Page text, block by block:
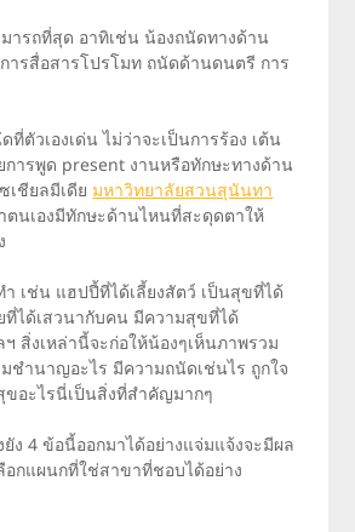
ารถที่สุด อาทิเช่น น้องถนัดทางด้าน
ารสื่อสารโปรโมท ถนัดด้านดนตรี การ
ที่ตัวเองเด่น ไม่ว่าจะเป็นการร้อง เต้น
การพูด present งานหรือทักษะทางด้าน
เชียลมีเดียมหาวิทยาลัยสวนสุนันทา
ตนเองมีทักษะด้านไหนที่สะดุดตาให้
เช่น แฮปปี้ที่ได้เลี้ยงสัตว์ เป็นสุขที่ได้
ได้เสวนากับคน มีความสุขที่ได้
สิ่งเหล่านี้จะก่อให้น้องๆเห็นภาพรวม
ชำนาญอะไร มีความถนัดเช่นไร ถูกใจ
ขอะไรนี่เป็นสิ่งที่สำคัญมากๆ
ยัง 4 ข้อนี้ออกมาได้อย่างแจ่มแจ้งจะมีผล
อกแผนกที่ใช่สาขาที่ชอบได้อย่าง